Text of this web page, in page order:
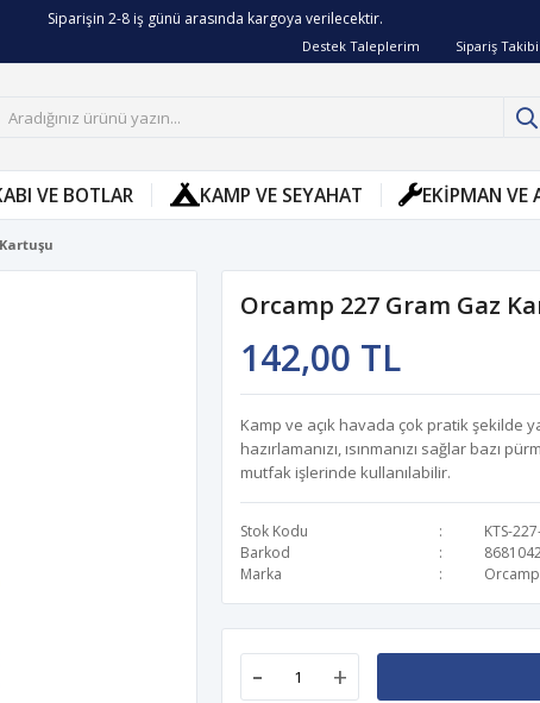
Siparişin 2-8 iş günü arasında kargoya verilecektir.
Destek Taleplerim Sipariş Takibi
VE BOTLAR KAMP VE SEYAHAT EKIPMAN VE
Orcamp 227 Gram Gaz
142,00 TL
Kamp ve açık havada çok pratik şekilde
hazırlamanızı, ısınmanızı sağlar bazı
mutfak işlerinde kullanılabilir.
Stok Kodu
KTS-
Barkod
Marka
Orcamp
- +